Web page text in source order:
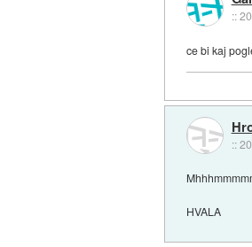
::
ce bi kaj
::
HVALA